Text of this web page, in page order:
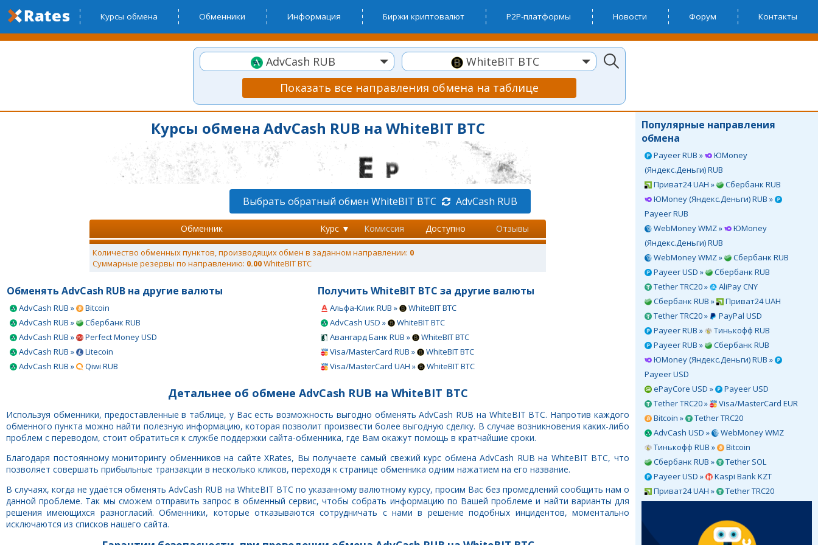
Курсы обмена Обменники Информация Биржи криптовалют P2P-платформы Новости Форум Контакты
AdvCash RUB
WhiteBIT BTC
Показать все направления обмена на таблице
Популярные направления
обмена
Payeer RUB »
ЮMoney
(Яндекс.Деньги) RUB
Приват24 UAH »
Сбербанк RUB
ЮMoney (Яндекс.Деньги) RUB »
Payeer RUB
WebMoney WMZ »
ЮMoney
(Яндекс.Деньги) RUB
WebMoney WMZ »
Сбербанк RUB
Payeer USD »
Сбербанк RUB
Tether TRC20 »
AliPay CNY
Сбербанк RUB »
Приват24 UAH
Tether TRC20 »
PayPal USD
Payeer RUB »
Тинькофф RUB
Payeer RUB »
Сбербанк RUB
ЮMoney (Яндекс.Деньги) RUB »
Payeer USD
ePayCore USD »
Payeer USD
Tether TRC20 »
Visa/MasterCard EUR
Bitcoin »
Tether TRC20
AdvCash USD »
WebMoney WMZ
Тинькофф RUB »
Bitcoin
Сбербанк RUB »
Tether SOL
Payeer USD »
Kaspi Bank KZT
Приват24 UAH »
Tether TRC20
Курсы обмена AdvCash RUB на WhiteBIT BTC
Выбрать обратный обмен WhiteBIT BTC AdvCash RUB
Обменник Курс ▼ Комиссия Доступно Отзывы
Количество обменных пунктов, производящих обмен в заданном направлении: 0
Суммарные резервы по направлению: 0.00WhiteBIT BTC
Обменять AdvCash RUB на другие валюты
AdvCash RUB »
Bitcoin
AdvCash RUB »
Сбербанк RUB
AdvCash RUB »
Perfect Money USD
AdvCash RUB »
Litecoin
AdvCash RUB »
Qiwi RUB
Получить WhiteBIT BTC за другие валюты
Альфа-Клик RUB »
WhiteBIT BTC
AdvCash USD »
WhiteBIT BTC
Авангард Банк RUB »
WhiteBIT BTC
Visa/MasterCard RUB »
WhiteBIT BTC
Visa/MasterCard UAH »
WhiteBIT BTC
Детальнее об обмене AdvCash RUB на WhiteBIT BTC
Используя обменники, предоставленные в таблице, у Вас есть возможность выгодно обменять AdvCash RUB на WhiteBIT BTC. Напротив каждого
обменного пункта можно найти полезную информацию, которая позволит произвести более выгодную сделку. В случае возникновения каких-либо
проблем с переводом, стоит обратиться к службе поддержки сайта-обменника, где Вам окажут помощь в кратчайшие сроки.
Благодаря постоянному мониторингу обменников на сайте XRates, Вы получаете самый свежий курс обмена AdvCash RUB на WhiteBIT BTC, что
позволяет совершать прибыльные транзакции в несколько кликов, переходя к странице обменника одним нажатием на его название.
В случаях, когда не удаётся обменять AdvCash RUB на WhiteBIT BTC по указанному валютному курсу, просим Вас без промедлений сообщить нам о
данной проблеме. Так мы сможем отправить запрос в обменный сервис, чтобы собрать информацию по Вашей проблеме и найти варианты для
решения имеющихся разногласий. Обменники, которые отказываются сотрудничать с нами в решение подобных инцидентов, моментально
исключаются из списков нашего сайта.